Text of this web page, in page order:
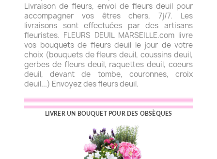
Livraison de fleurs, envoi de fleurs deuil pour
accompagner vos êtres chers, 7j/7. Les
livraisons sont effectuées par des artisans
fleuristes. FLEURS DEUIL MARSEILLE.com livre
vos bouquets de fleurs deuil le jour de votre
choix (bouquets de fleurs deuil, coussins deuil,
gerbes de fleurs deuil, raquettes deuil, coeurs
deuil, devant de tombe, couronnes, croix
deuil...) Envoyez des fleurs deuil.
LIVRER UN BOUQUET POUR DES OBSÈQUES